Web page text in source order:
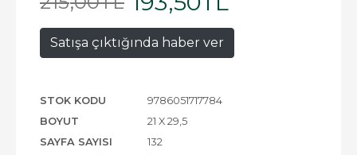
Satışa çıktığında haber ver
STOK KODU
9786051717784
BOYUT
21 X 29,5
SAYFA SAYISI
132